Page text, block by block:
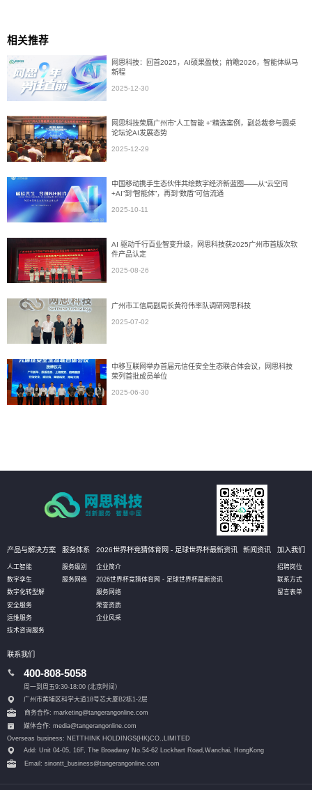
相关推荐
网思科技：回首2025，AI硕果盈枝；前瞻2026，智能体纵马
新程
2025-12-30
网思科技荣膺广州市“人工智能 +”精选案例，副总裁参与圆桌
论坛论AI发展态势
2025-12-29
中国移动携手生态伙伴共绘数字经济新蓝图——从“云空间
+AI”到“智能体”，再到“数盾”可信流通
2025-10-11
AI 驱动千行百业智变升级，网思科技获2025广州市首版次软
件产品认定
2025-08-26
广州市工信局副局长黄符伟率队调研网思科技
2025-07-02
中移互联网举办首届元信任安全生态联合体会议，网思科技
荣列首批成员单位
2025-06-30
产品与解决方案
人工智能
数字孪生
数字化转型解
安全服务
运维服务
技术咨询服务
服务体系
服务级别
服务网络
2026世界杯竞猜体育网 - 足球世界杯最新资讯
企业简介
2026世界杯竞猜体育网 - 足球世界杯最新资讯
服务网络
荣誉资质
企业风采
新闻资讯 加入我们
招聘岗位
联系方式
留言表单
联系我们
400-808-5058
周一到周五9:30-18:00 (北京时间）
广州市黄埔区科学大道18号芯大厦B2栋1-2层
商务合作: marketing@tangerangonline.com
媒体合作: media@tangerangonline.com
Overseas business: NETTHINK HOLDINGS(HK)CO.,LIMITED
Add: Unit 04-05, 16F, The Broadway No.54-62 Lockhart Road,Wanchai, HongKong
Email: sinontt_business@tangerangonline.com